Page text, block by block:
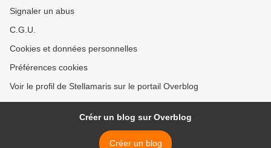
Signaler un abus
C.G.U.
Cookies et données personnelles
Préférences cookies
Voir le profil de Stellamaris sur le portail Overblog
Créer un blog sur Overblog
Créer un blog